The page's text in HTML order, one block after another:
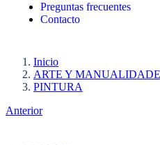
Preguntas frecuentes
Contacto
Inicio
ARTE Y
PINTURA
Anterior